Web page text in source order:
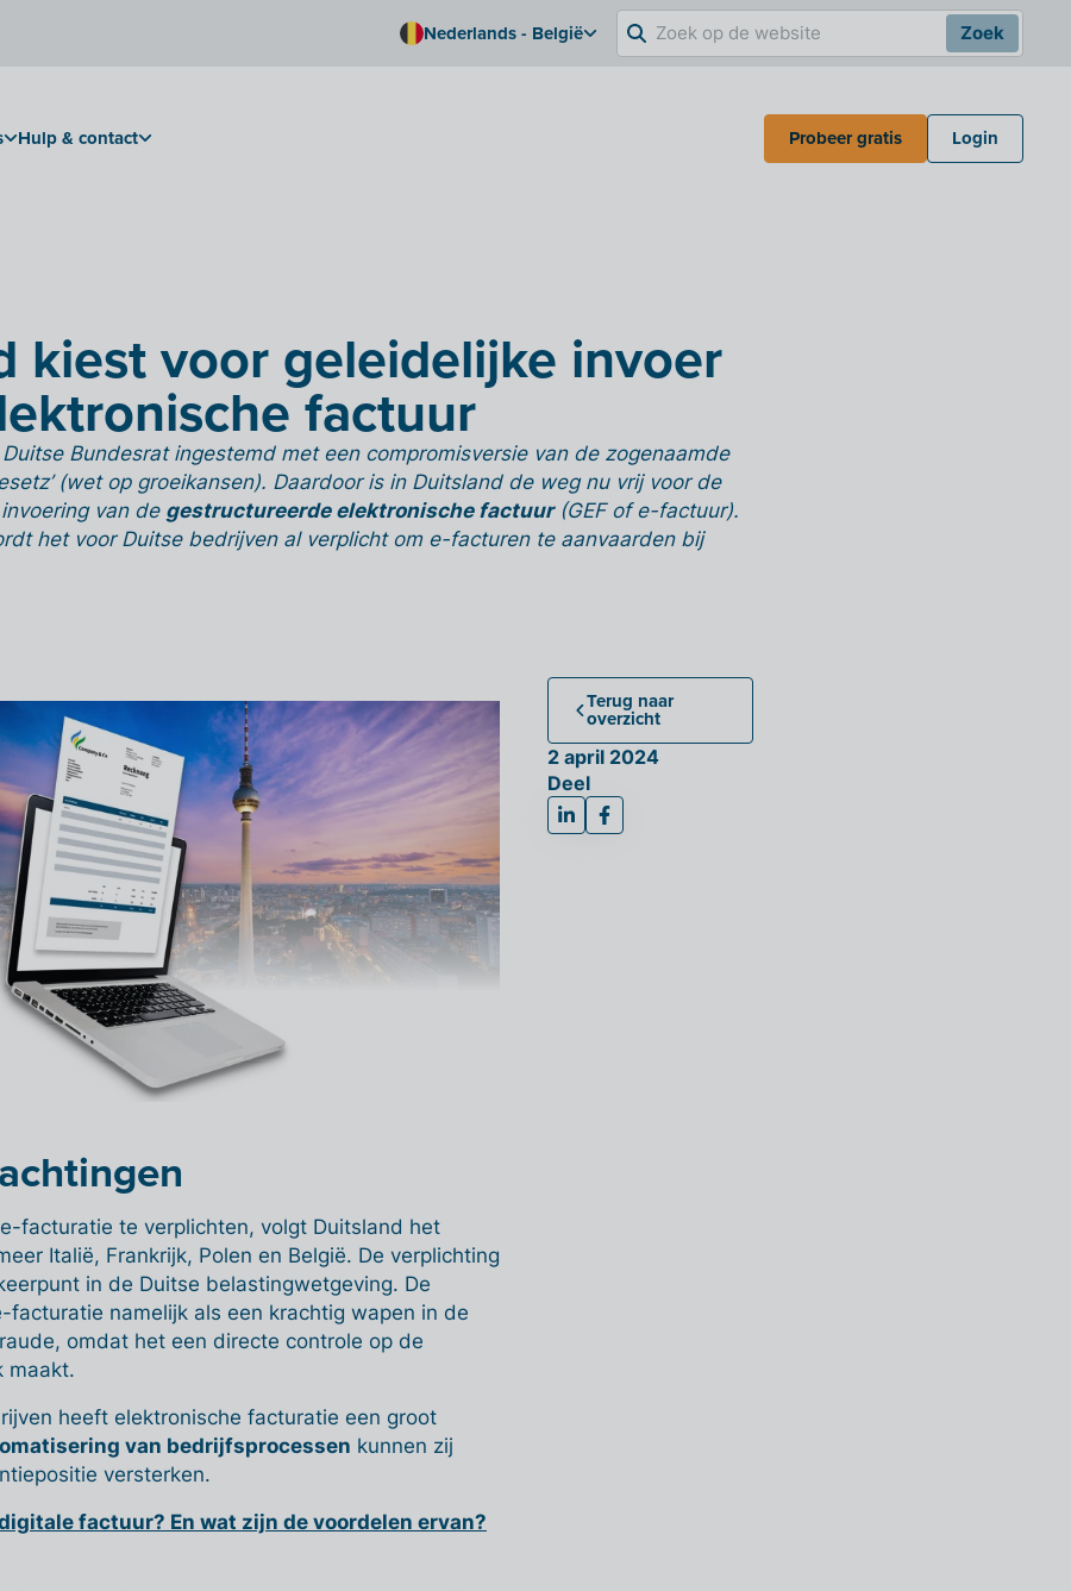
Nederlands - België Zoek
Hulp & contact Probeer gratis Login
kiest voor geleidelijke invoer
factuur
Bundesrat ingestemd met een compromisversie van de zogenaamde
(wet op groeikansen). Daardoor is in Duitsland de weg nu vrij voor de
van de gestructureerde elektronische factuur(GEF of e-factuur).
het voor Duitse bedrijven al verplicht om e-facturen te aanvaarden bij
facturatie te verplichten, volgt Duitsland het
Italië, Frankrijk, Polen en België. De verplichting
in de Duitse belastingwetgeving. De
facturatie namelijk als een krachtig wapen in de
omdat het een directe controle op de
maakt.
heeft elektronische facturatie een groot
van bedrijfsprocessen kunnen zij
versterken.
factuur? En wat zijn de voordelen ervan?
Terug naar
overzicht
2 april 2024
Deel